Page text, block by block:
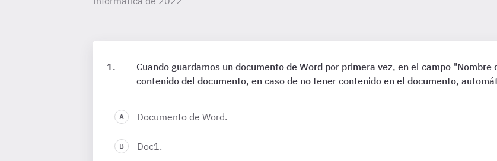
Cuando guardamos un documento de Word por primera vez, en el campo
contenido del documento, en caso de no tener contenido en el documento,
Documento de Word.
Doc1.